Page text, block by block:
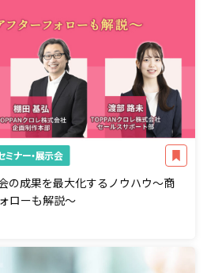
ミナー・展示会
の成果を最大化するノウハウ～商
ローも解説～